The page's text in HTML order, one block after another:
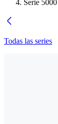
Serie
Todas las series